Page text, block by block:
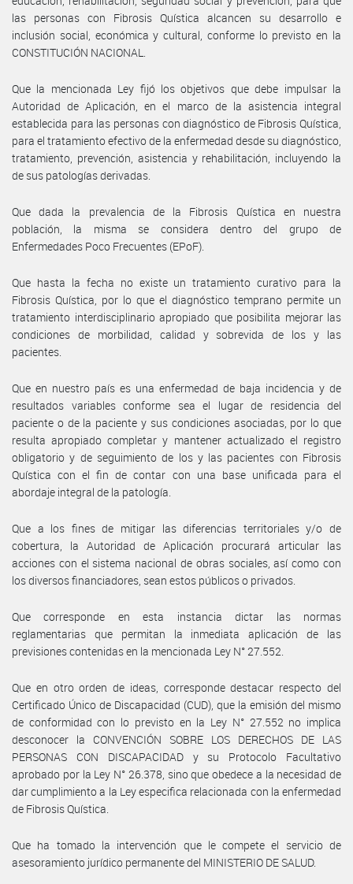
las personas con Fibrosis Quística alcancen su desarrollo e
inclusión social, económica y cultural, conforme lo previsto en la
CONSTITUCIÓN NACIONAL.
Que la mencionada Ley fijó los objetivos que debe impulsar la
Autoridad de Aplicación, en el marco de la asistencia integral
establecida para las personas con diagnóstico de Fibrosis Quística,
para el tratamiento efectivo de la enfermedad desde su diagnóstico,
tratamiento, prevención, asistencia y rehabilitación, incluyendo la
de sus patologías derivadas.
Que dada la prevalencia de la Fibrosis Quística en nuestra
población, la misma se considera dentro del grupo de
Enfermedades Poco Frecuentes (EPoF).
Que hasta la fecha no existe un tratamiento curativo para la
Fibrosis Quística, por lo que el diagnóstico temprano permite un
tratamiento interdisciplinario apropiado que posibilita mejorar las
condiciones de morbilidad, calidad y sobrevida de los y las
pacientes.
Que en nuestro país es una enfermedad de baja incidencia y de
resultados variables conforme sea el lugar de residencia del
paciente o de la paciente y sus condiciones asociadas, por lo que
resulta apropiado completar y mantener actualizado el registro
obligatorio y de seguimiento de los y las pacientes con Fibrosis
Quística con el fin de contar con una base unificada para el
abordaje integral de la patología.
Que a los fines de mitigar las diferencias territoriales y/o de
cobertura, la Autoridad de Aplicación procurará articular las
acciones con el sistema nacional de obras sociales, así como con
los diversos financiadores, sean estos públicos o privados.
Que corresponde en esta instancia dictar las normas
reglamentarias que permitan la inmediata aplicación de las
previsiones contenidas en la mencionada Ley N° 27.552.
Que en otro orden de ideas, corresponde destacar respecto del
Certificado Único de Discapacidad (CUD), que la emisión del mismo
de conformidad con lo previsto en la Ley N° 27.552 no implica
desconocer la CONVENCIÓN SOBRE LOS DERECHOS DE LAS
PERSONAS CON DISCAPACIDAD y su Protocolo Facultativo
aprobado por la Ley N° 26.378, sino que obedece a la necesidad de
dar cumplimiento a la Ley especifica relacionada con la enfermedad
de Fibrosis Quística.
Que ha tomado la intervención que le compete el servicio de
asesoramiento jurídico permanente del MINISTERIO DE SALUD.